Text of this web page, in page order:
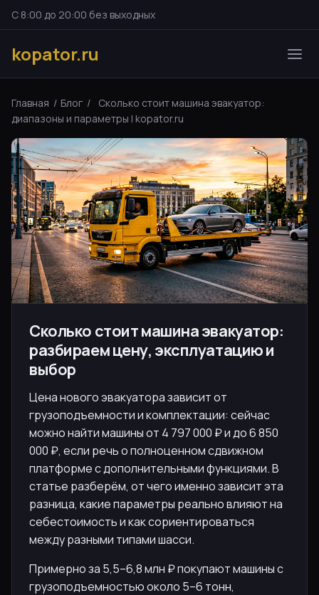
С 8:00 до 20:00 без выходных
kopator.ru
Главная / Блог /
Сколько стоит машина эвакуатор:
диапазоны и параметры | kopator.ru
Сколько стоит машина эвакуатор:
разбираем цену, эксплуатацию и
выбор
Цена нового эвакуатора зависит от
грузоподъемности и комплектации: сейчас
можно найти машины от 4 797 000 ₽ и до 6 850
000 ₽, если речь о полноценном сдвижном
платформе с дополнительными функциями. В
статье разберём, от чего именно зависит эта
разница, какие параметры реально влияют на
себестоимость и как сориентироваться
между разными типами шасси.
Примерно за 5,5–6,8 млн ₽ покупают машины с
грузоподъемностью около 5–6 тонн,